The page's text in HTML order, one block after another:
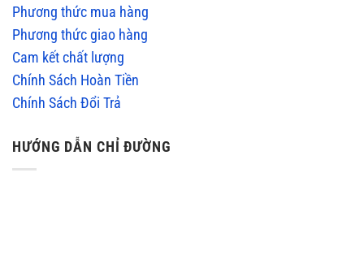
Phương thức mua hàng
Phương thức giao hàng
Cam kết chất lượng
Chính Sách Hoàn Tiền
Chính Sách Đổi Trả
HƯỚNG DẪN CHỈ ĐƯỜNG